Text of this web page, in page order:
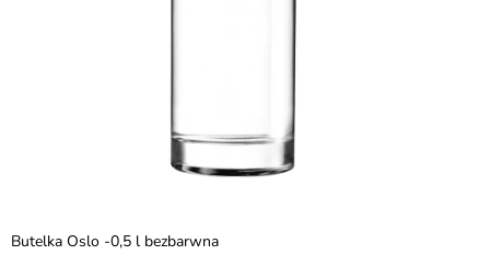
Butelka Oslo -0,5 l bezbarwna